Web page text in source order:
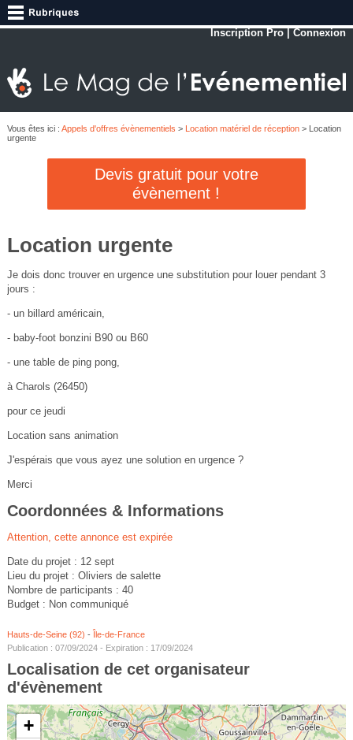
Inscription Pro |Connexion
Vous êtes ici : Appels d'offres évènementiels > Location matériel de réception> Location
urgente
Devis gratuit pour votre
évènement !
Location urgente
Je dois donc trouver en urgence une substitution pour louer pendant 3
jours :
- un billard américain,
- baby-foot bonzini B90 ou B60
- une table de ping pong,
à Charols (26450)
pour ce jeudi
Location sans animation
J'espérais que vous ayez une solution en urgence ?
Merci
Coordonnées & Informations
Attention, cette annonce est expirée
Date du projet : 12 sept
Lieu du projet : Oliviers de salette
Nombre de participants : 40
Budget : Non communiqué
Hauts-de-Seine (92) - Île-de-France
Publication : 07/09/2024 - Expiration : 17/09/2024
Localisation de cet organisateur
d'évènement
+